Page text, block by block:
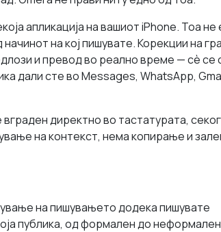
апликација на вашиот iPhone. Тоа
на кој пишувате. Корекции на
и превод во реално време — сè се
дали сте во Messages, WhatsApp,
вграден директно во тастатурата,
на контекст, нема копирање и
на пишувањето додека пишувате
публика, од формален до неформален